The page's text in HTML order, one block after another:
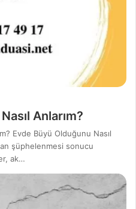
Anlarım?
Evde Büyü Olduğunu Nasıl
şüphelenmesi sonucu
ak…